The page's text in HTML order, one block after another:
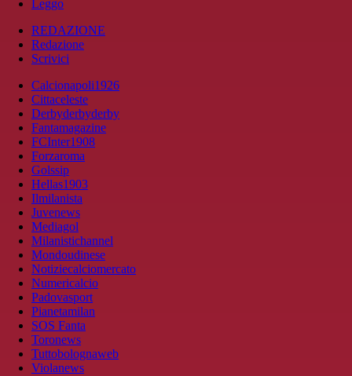
Leggo
REDAZIONE
Redazione
Scrivici
Calcionapoli1926
Cittaceleste
Derbyderbyderby
Fantamagazine
FCInter1908
Forzaroma
Golssip
Hellas1903
Ilmilanista
Juvenews
Mediagol
Milanistichannel
Mondoudinese
Notiziecalciomercato
Numericalcio
Padovasport
Pianetamilan
SOS Fanta
Toronews
Tuttobolognaweb
Violanews